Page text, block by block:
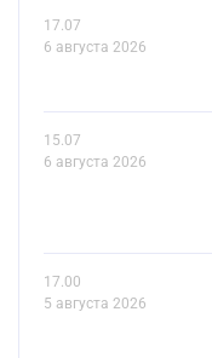
17.07
6 августа 2026
15.07
6 августа 2026
17.00
5 августа 2026